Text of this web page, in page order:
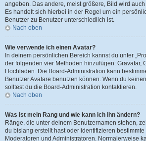
angeben. Das andere, meist größere, Bild wird auch
Es handelt sich hierbei in der Regel um ein
Benutzer zu Benutzer unterschiedlich ist.
Nach oben
Wie verwende ich einen Avatar?
In deinem persönlichen Bereich kannst du unter
der folgenden vier Methoden hinzufügen: Gravatar,
Hochladen. Die Board-Administration kann
Benutzer Avatare benutzen können. Wenn du
solltest du die Board-Administration kontaktieren.
Nach oben
Was ist mein Rang und wie kann ich ihn ändern?
Ränge, die unter deinem Benutzernamen stehen,
du bislang erstellt hast oder identifizieren bestimmte
Moderatoren und Administratoren. Normalerweise